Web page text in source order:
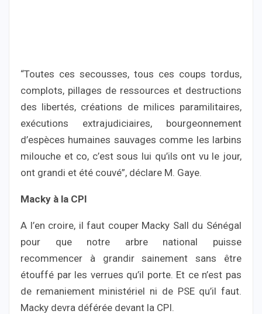
“Toutes ces secousses, tous ces coups tordus,
complots, pillages de ressources et destructions
des libertés, créations de milices paramilitaires,
exécutions extrajudiciaires, bourgeonnement
d’espèces humaines sauvages comme les larbins
milouche et co, c’est sous lui qu’ils ont vu le jour,
ont grandi et été couvé”, déclare M. Gaye.
Macky à la CPI
A l’en croire, il faut couper Macky Sall du Sénégal
pour que notre arbre national puisse
recommencer à grandir sainement sans être
étouffé par les verrues qu’il porte. Et ce n’est pas
de remaniement ministériel ni de PSE qu’il faut.
Macky devra déférée devant la CPI.